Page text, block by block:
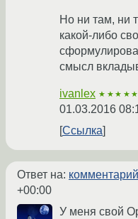
Но ни там, ни
какой-либо
смысл
ivanlex ★★★★★
01.03.2016
Ссылка
Ответ на: комментарий
+00:00
У меня свой